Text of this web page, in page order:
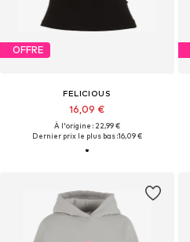
OFFRE
FELICIOUS
16,09 €
À l'origine : 22,99 €
Dernier prix le plus bas :16,09 €